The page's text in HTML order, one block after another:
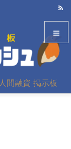
間融資 掲示板